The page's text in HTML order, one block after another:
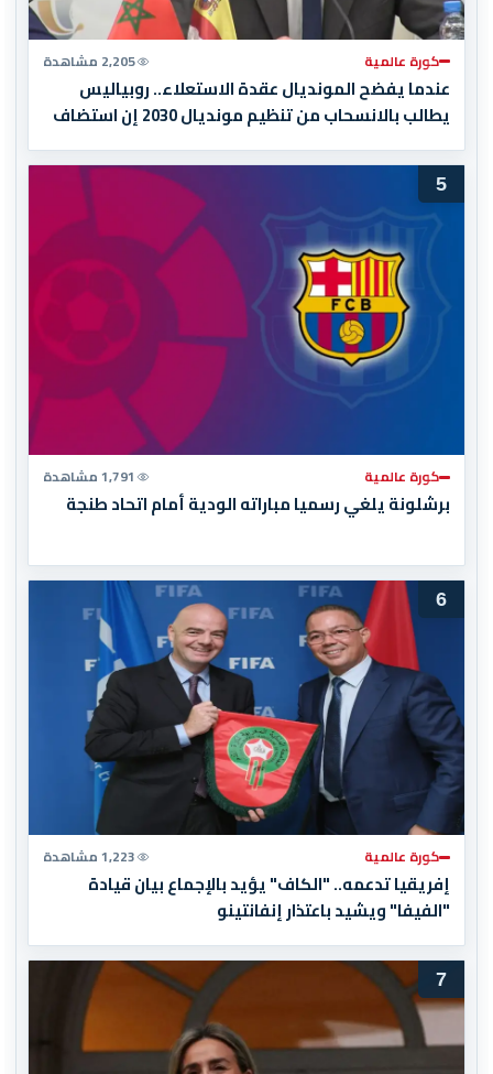
كورة عالمية 2,205 مشاهدة
عندما يفضح المونديال عقدة الاستعلاء.. روبياليس
يطالب بالانسحاب من تنظيم مونديال 2030 إن استضاف
5
كورة عالمية 1,791 مشاهدة
برشلونة يلغي رسميا مباراته الودية أمام اتحاد طنجة
6
كورة عالمية 1,223 مشاهدة
إفريقيا تدعمه.. "الكاف" يؤيد بالإجماع بيان قيادة
"الفيفا" ويشيد باعتذار إنفانتينو
7